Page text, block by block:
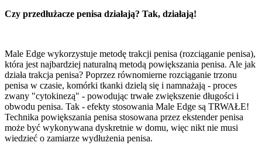
Czy przedłużacze penisa działają? Tak, działają!
Male Edge wykorzystuje metodę trakcji penisa (rozciąganie penisa),
która jest najbardziej naturalną metodą powiększania penisa. Ale jak
działa trakcja penisa? Poprzez równomierne rozciąganie trzonu
penisa w czasie, komórki tkanki dzielą się i namnażają - proces
zwany "cytokinezą" - powodując trwałe zwiększenie długości i
obwodu penisa. Tak - efekty stosowania Male Edge są TRWAŁE!
Technika powiększania penisa stosowana przez ekstender penisa
może być wykonywana dyskretnie w domu, więc nikt nie musi
wiedzieć o zamiarze wydłużenia penisa.